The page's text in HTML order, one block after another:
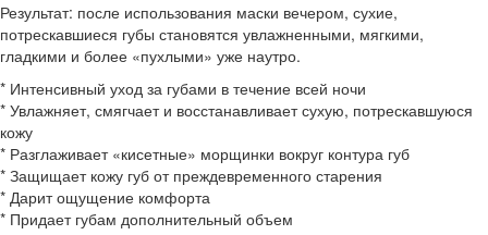
Результат: после использования маски вечером, сухие,
потрескавшиеся губы становятся увлажненными, мягкими,
гладкими и более «пухлыми» уже наутро.
* Интенсивный уход за губами в течение всей ночи
* Увлажняет, смягчает и восстанавливает сухую, потрескавшуюся
кожу
* Разглаживает «кисетные» морщинки вокруг контура губ
* Защищает кожу губ от преждевременного старения
* Дарит ощущение комфорта
* Придает губам дополнительный объем